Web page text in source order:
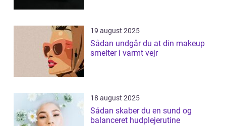
19 august 2025
Sådan undgår du at din makeup
smelter i varmt vejr
18 august 2025
Sådan skaber du en sund og
balanceret hudplejerutine